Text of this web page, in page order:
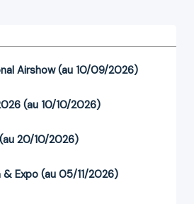
Airshow (au 10/09/2026)
(au 10/10/2026)
20/10/2026)
Expo (au 05/11/2026)